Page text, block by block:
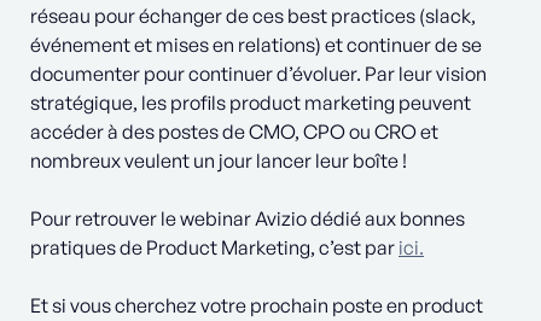
réseau pour échanger de ces best practices (slack,
événement et mises en relations) et continuer de se
documenter pour continuer d’évoluer. Par leur vision
stratégique, les profils product marketing peuvent
accéder à des postes de CMO, CPO ou CRO et
nombreux veulent un jour lancer leur boîte !
Pour retrouver le webinar Avizio dédié aux bonnes
pratiques de Product Marketing, c’est par ici.
Et si vous cherchez votre prochain poste en product